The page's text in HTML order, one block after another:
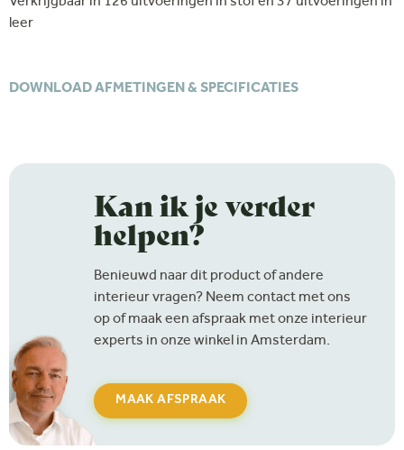
leer
DOWNLOAD AFMETINGEN & SPECIFICATIES
Kan ik je verder
helpen?
Benieuwd naar dit product of andere
interieur vragen? Neem contact met ons
op of maak een afspraak met onze interieur
experts in onze winkel in Amsterdam.
MAAK AFSPRAAK